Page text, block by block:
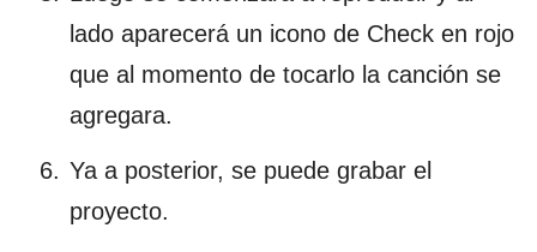
lado aparecerá un icono de Check en rojo
que al momento de tocarlo la canción se
agregara.
Ya a posterior, se puede grabar el
proyecto.